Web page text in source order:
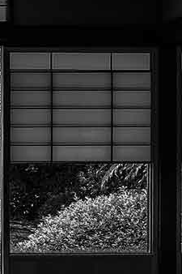
la newsletter